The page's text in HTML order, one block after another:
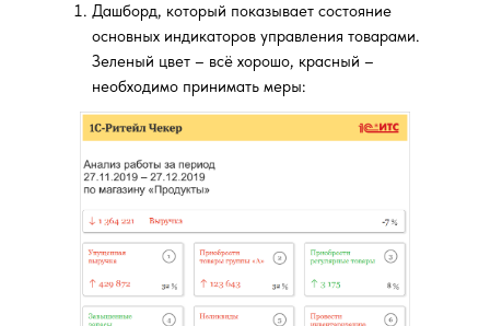
Дашборд, который показывает состояние
основных индикаторов управления товарами.
Зеленый цвет – всё хорошо, красный –
необходимо принимать меры: